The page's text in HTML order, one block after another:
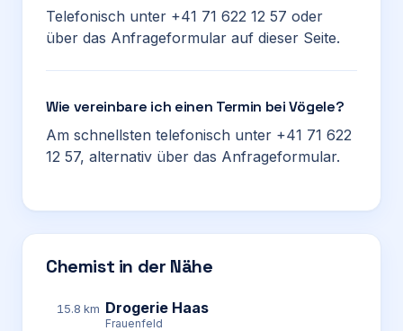
Telefonisch unter +41 71 622 12 57 oder
über das Anfrageformular auf dieser Seite.
Wie vereinbare ich einen Termin bei Vögele?
Am schnellsten telefonisch unter +41 71 622
12 57, alternativ über das Anfrageformular.
Chemist in der Nähe
15.8 km Drogerie Haas
Frauenfeld